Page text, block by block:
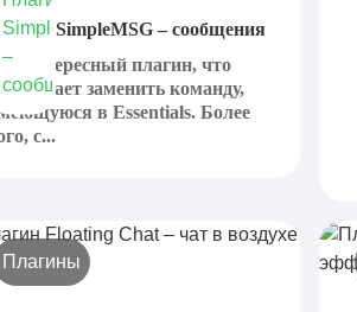
SimpleMSG – сообщения
интересный плагин, что
заменить команду,
в Essentials. Более
с...
Плагины